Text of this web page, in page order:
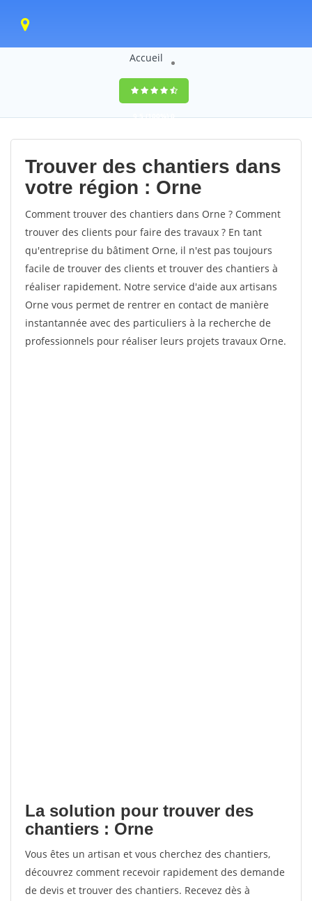
Accueil
9,5(100%)0
votes
Trouver des chantiers dans
votre région : Orne
Comment trouver des chantiers dans Orne ? Comment
trouver des clients pour faire des travaux ? En tant
qu'entreprise du bâtiment Orne, il n'est pas toujours
facile de trouver des clients et trouver des chantiers à
réaliser rapidement. Notre service d'aide aux artisans
Orne vous permet de rentrer en contact de manière
instantannée avec des particuliers à la recherche de
professionnels pour réaliser leurs projets travaux Orne.
La solution pour trouver des
chantiers : Orne
Vous êtes un artisan et vous cherchez des chantiers,
découvrez comment recevoir rapidement des demande
de devis et trouver des chantiers. Recevez dès à